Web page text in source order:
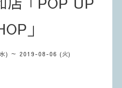
」
) ～ 2019-08-06 (火)